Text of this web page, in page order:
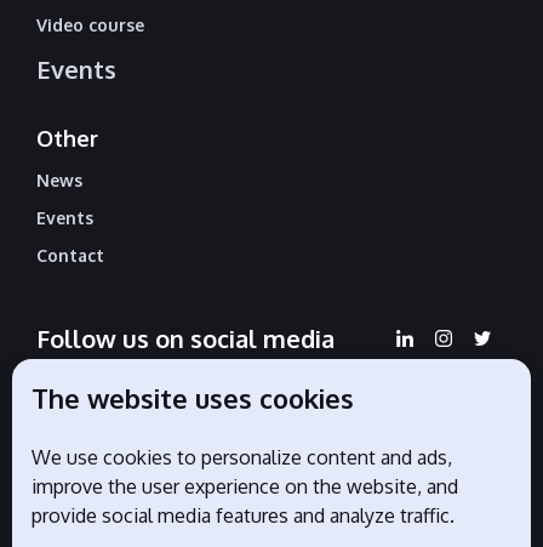
Video course
Events
Other
News
Events
Contact
Follow us on social media
Official partners
The website uses cookies
We use cookies to personalize content and ads,
improve the user experience on the website, and
provide social media features and analyze traffic.